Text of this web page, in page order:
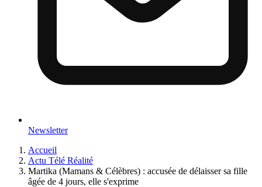
Newsletter
Accueil
Actu Télé Réalité
Martika (Mamans & Célèbres) : accusée de délaisser sa fille
âgée de 4 jours, elle s'exprime